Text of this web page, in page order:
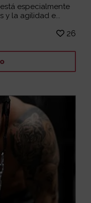
especialmente
y la agilidad e...
26